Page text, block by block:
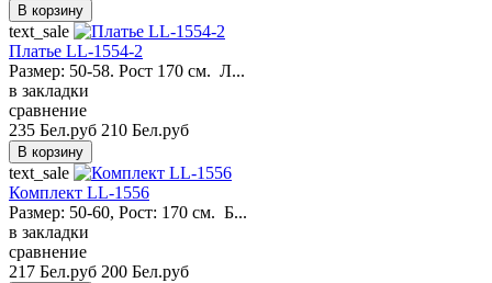
text_sale
Платье LL-1554-2
Размер: 50-58. Рост 170 см. Л...
в закладки
сравнение
235 Бел.руб 210 Бел.руб
text_sale
Комплект LL-1556
Размер: 50-60, Pост: 170 см. Б...
в закладки
сравнение
217 Бел.руб 200 Бел.руб